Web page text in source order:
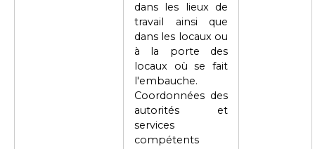
dans les lieux de
travail ainsi que
dans les locaux ou
à la porte des
locaux où se fait
l'embauche.
Coordonnées des
autorités et
services
compétents